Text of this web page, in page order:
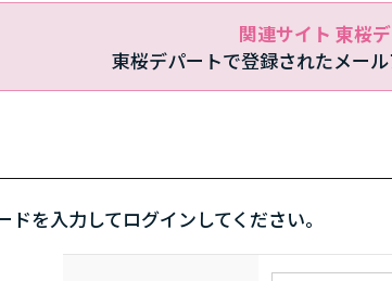
関連サイト 東桜
東桜デパートで登録されたメー
を入力してログインしてください。